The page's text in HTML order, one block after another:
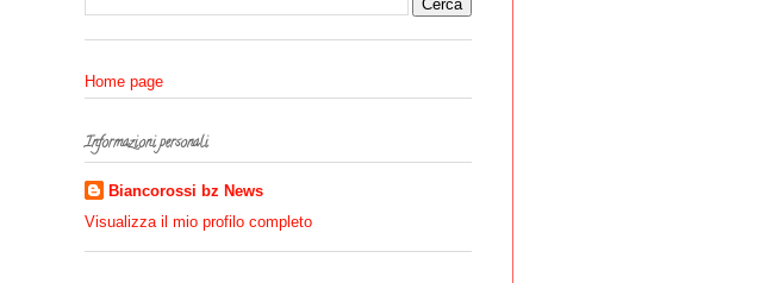
Home page
Informazioni personali
Biancorossi bz News
Visualizza il mio profilo completo